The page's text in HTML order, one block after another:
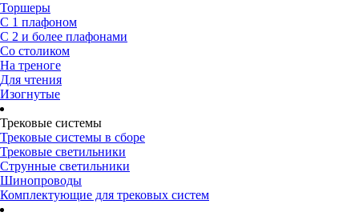
Торшеры
С 1 плафоном
С 2 и более плафонами
Со столиком
На треноге
Для чтения
Изогнутые
Трековые системы
Трековые системы в сборе
Трековые светильники
Струнные светильники
Шинопроводы
Комплектующие для трековых систем